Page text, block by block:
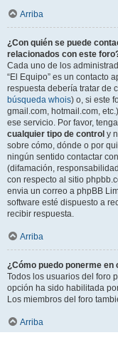
Arriba
¿Con quién se puede
relacionados con este
Cada uno de los
“El Equipo” es un contacto
respuesta debería tratar de
búsqueda whois) o, si este
gmail.com, hotmail.com,
ese servicio. Por favor,
cualquier tipo de control y
sobre cómo, dónde o por
ningún sentido contactar
(difamación,
con respecto al sitio
envia un correo a phpBB
software esté dispuesto a
recibir respuesta.
Arriba
¿Cómo puedo ponerme
Todos los usuarios del foro
opción ha sido habilitada
Los miembros del foro
Arriba